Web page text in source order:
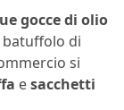
gocce di olio
di
si
esacchetti